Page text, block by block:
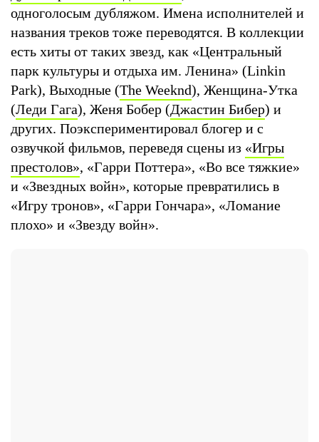
одноголосым дубляжом. Имена исполнителей и
названия треков тоже переводятся. В коллекции
есть хиты от таких звезд, как «Центральный
парк культуры и отдыха им. Ленина» (Linkin
Park), Выходные (The Weeknd), Женщина-Утка
(Леди Гага), Женя Бобер (Джастин Бибер) и
других. Поэкспериментировал блогер и с
озвучкой фильмов, переведя сцены из «Игры
престолов», «Гарри Поттера», «Во все тяжкие»
и «Звездных войн», которые превратились в
«Игру тронов», «Гарри Гончара», «Ломание
плохо» и «Звезду войн».